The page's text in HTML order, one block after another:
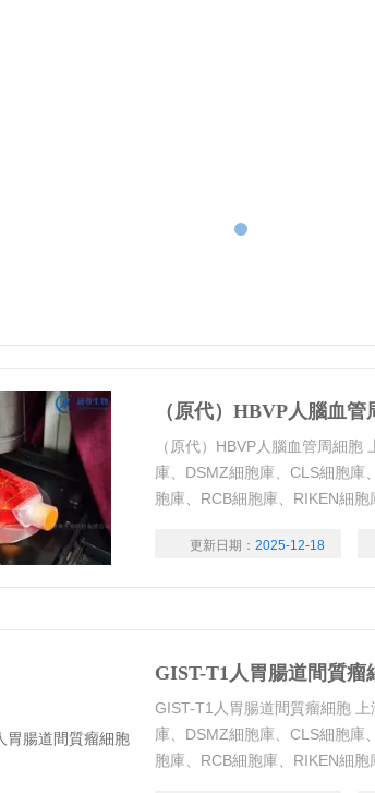
（原代）HBVP人腦血管
（原代）HBVP人腦血管周細
庫、DSMZ細胞庫、CLS細胞庫
胞庫、RCB細胞庫、RIKEN細
料清晰，代數年輕，活力好
更新日期： 2025-12-18
GIST-T1人胃腸道間質瘤
GIST-T1人胃腸道間質瘤細胞
庫、DSMZ細胞庫、CLS細胞庫
胞庫、RCB細胞庫、RIKEN細